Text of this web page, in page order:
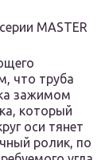
MASTER
что труба
зажимом
который
оси тянет
ролик, по